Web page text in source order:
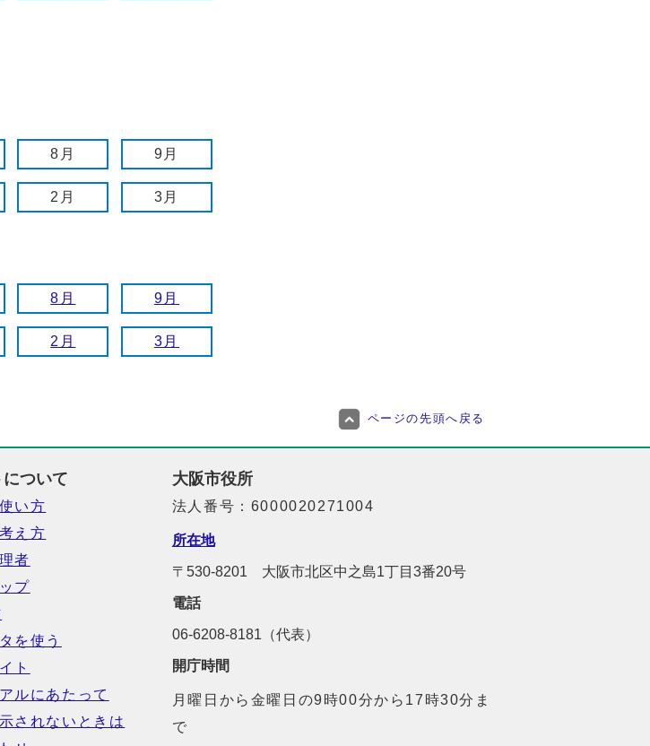
8月 9月
2月 3月
8月 9月
2月 3月
ページの先頭へ戻る
ついて
い方
え方
者
プ
を使う
ト
ルにあたって
されないときは
大阪市役所
法人番号：6000020271004
所在地
〒530-8201 大阪市北区中之島1丁目3番20号
電話
06-6208-8181（代表）
開庁時間
月曜日から金曜日の9時00分から17時30分ま
で